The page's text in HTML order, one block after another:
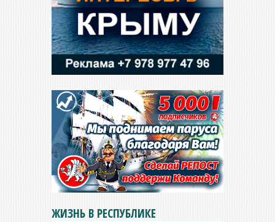
ЖИЗНЬ В РЕСПУБЛИКЕ